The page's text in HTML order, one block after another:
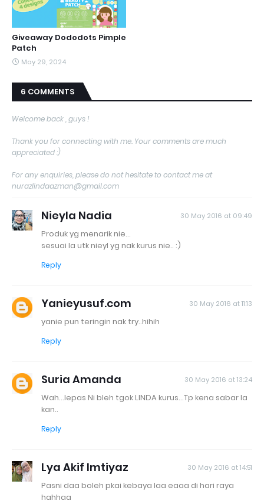
Giveaway Dododots Pimple
Patch
May 29, 2024
6 COMMENTS
Welcome back , guys !
Thank you for connecting with me. Your comments are much
appreciated :)
For any enquiries, please do not hesitate to contact me at
nurazlindaazman@gmail.com
Nieyla Nadia 30 May 2016 at 09:49
Produk yg menarik nie...
sesuai la utk nieyl yg nak kurus nie.. :)
Reply
Yanieyusuf.com 30 May 2016 at 11:13
yanie pun teringin nak try..hihih
Reply
Suria Amanda 30 May 2016 at 13:24
Wah...lepas Ni bleh tgok LINDA kurus...Tp kena sabar la
kan..
Reply
Lya Akif Imtiyaz 30 May 2016 at 14:51
Pasni daa boleh pkai kebaya laa eaaa di hari raya
hahhaa